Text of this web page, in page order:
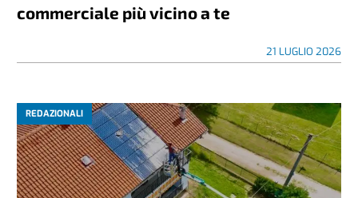
commerciale più vicino a te
21 LUGLIO 2026
REDAZIONALI